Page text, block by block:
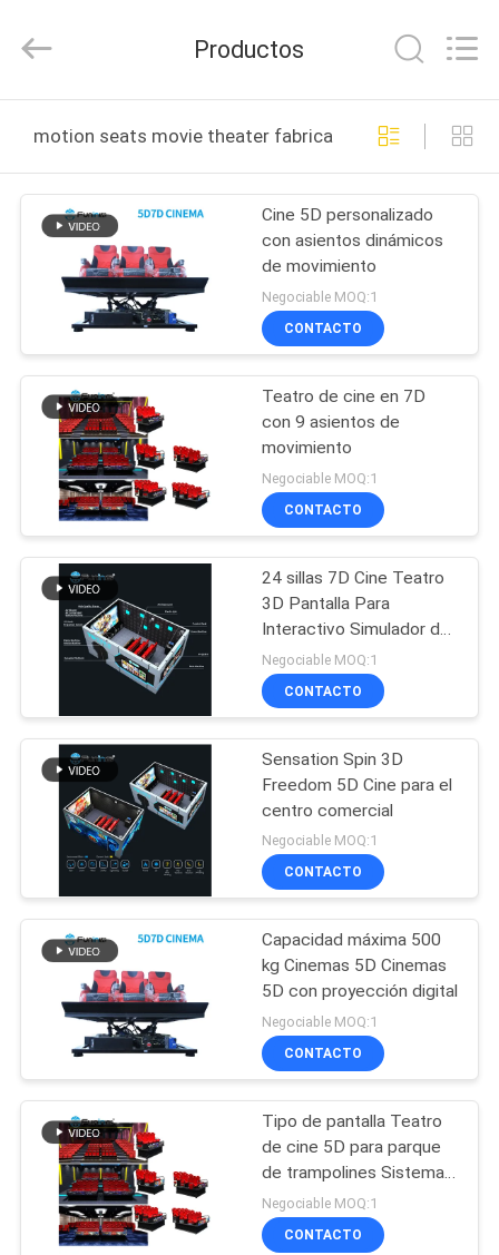
PRODUCTOS
SHOW
SOBRE
NOSOTROS
TOUR
POR
LA
FÁBRICA
CONTROL
CALIDAD
CONTÁCTENOS
NOTICIAS
CASOS
MAPA
SITIO
PRIVACY
POLICY
Co.,Ltd.
Productos
motion seats movie theater fabricación en línea
Cine 5D personalizado
con asientos dinámicos
de movimiento
Negociable MOQ:1
CONTACTO
Teatro de cine en 7D
con 9 asientos de
movimiento
Negociable MOQ:1
CONTACTO
24 sillas 7D Cine Teatro
3D Pantalla Para
Interactivo Simulador de
Carrera de Movimiento
Negociable MOQ:1
CONTACTO
Sensation Spin 3D
Freedom 5D Cine para el
centro comercial
Negociable MOQ:1
CONTACTO
Capacidad máxima 500
kg Cinemas 5D Cinemas
5D con proyección digital
Negociable MOQ:1
CONTACTO
Tipo de pantalla Teatro
de cine 5D para parque
de trampolines Sistema
eléctrico
Negociable MOQ:1
CONTACTO